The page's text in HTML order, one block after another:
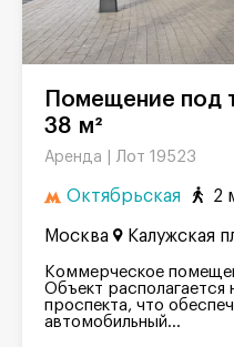
Помещение под табачный ларек,
38 м²
Аренда | Лот 19523
Октябрьская 2
Москва Калужская
Коммерческое
Объект располагается
проспекта, что
автомобильный...